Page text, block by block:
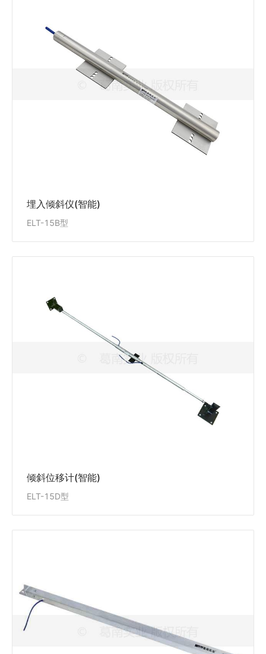
埋入倾斜仪(智能)
ELT-15B型
ELT-15B型埋入倾斜仪适用于长期埋入在混凝土大坝、
面板坝、土石坝等水工建筑物，及工民用建筑、道路、
桥梁、隧道、路基、土建基坑等内部测量其倾斜变化
量，方便实现倾斜测量自动化。
倾斜位移计(智能)
ELT-15D型
ELT-15D型倾斜位移计适用于长期测量面板坝、土石
坝、引水渠等坡面的沉降、位移、冻胀等的变化量，方
便实现测量数据的自动化采集。
ELT-15A型梁式倾斜仪适用于安装在混凝土大坝、面板
坝、土石坝等水工建筑物，及工民用建筑、道路、桥
梁、隧道、路基、土建基坑等测量倾斜变化量，并方便
实现测量数据的自动采集。